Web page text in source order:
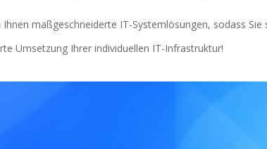
maßgeschneiderte IT-Systemlösungen, sodass
Umsetzung Ihrer individuellen IT-Infrastruktur!